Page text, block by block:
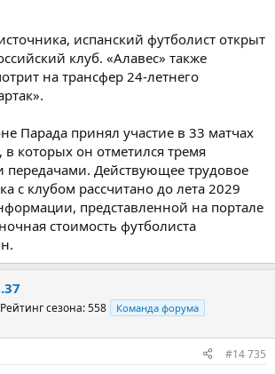
испанский футболист открыт
клуб. «Алавес» также
на трансфер 24-летнего
Парада принял участие в 33 матчах
в которых он отметился тремя
передачами. Действующее трудовое
с клубом рассчитано до лета 2029
представленной на портале
стоимость футболиста
Рейтинг сезона: 558 Команда форума
#14 735